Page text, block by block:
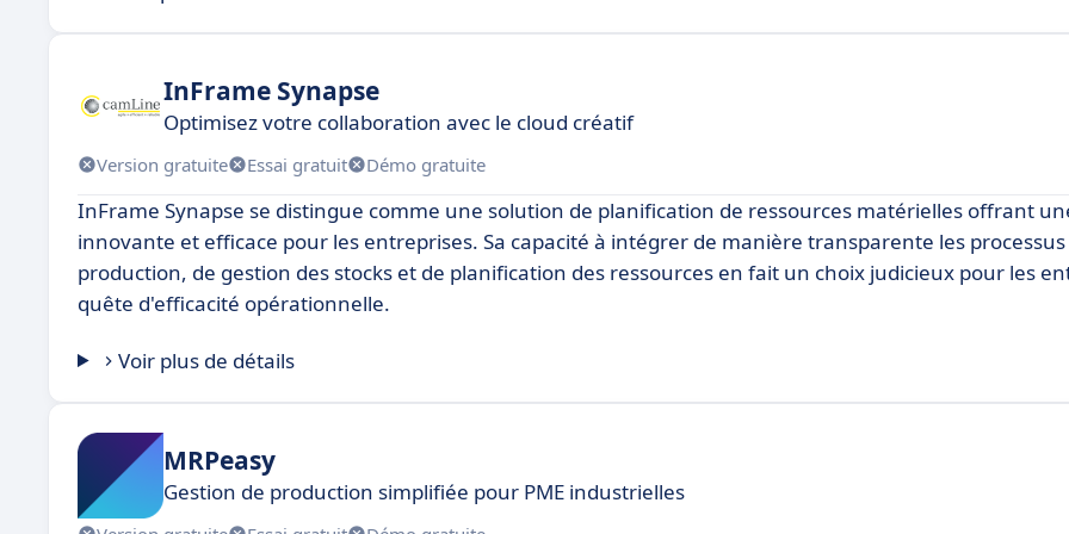
InFrame Synapse
Optimisez votre collaboration avec le cloud créatif
Version gratuite Essai gratuit Démo gratuite
InFrame Synapse se distingue comme une solution de planification de ressources matérielles offrant
innovante et efficace pour les entreprises. Sa capacité à intégrer de manière transparente les
production, de gestion des stocks et de planification des ressources en fait un choix judicieux pour les
quête d'efficacité opérationnelle.
Voir plus de détails
MRPeasy
Gestion de production simplifiée pour PME industrielles